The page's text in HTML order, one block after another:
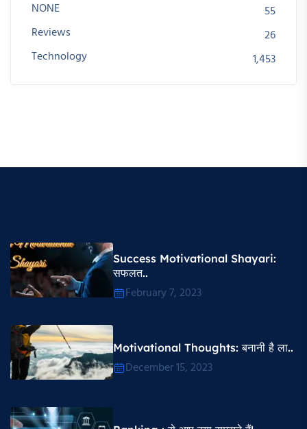
NONE
55
Reviews
26
Technology
1,453
Success Motivational Shayari​:
सफलत..
February 7, 2023
Motivational Thoughts​: बनानी है ला..
December 15, 2023